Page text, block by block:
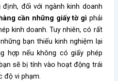
đối với ngành kinh doanh
cần những giấy tờ gì phải
kinh doanh. Tuy nhiên, có rất
bạn thiếu kinh nghiệm lại
hợp nếu không có giấy phép
sẽ bị tính vào hoạt động trái
độ vi phạm.